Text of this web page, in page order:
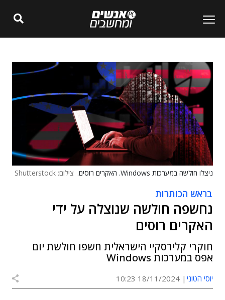
ניצלו חולשה במערכות Windows. האקרים רוסים. צילום: Shutterstock
בראש הכותרות
נחשפה חולשה שנוצלה על ידי
האקרים רוסים
חוקרי קלירסקיי הישראלית חשפו חולשת יום
אפס במערכות Windows
יוסי הטוני 18/11/2024 10:23